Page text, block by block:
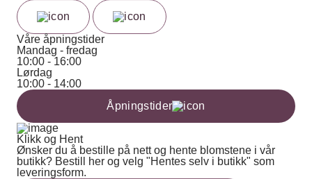
Våre åpningstider
Mandag - fredag
10:00 - 16:00
Lørdag
10:00 - 14:00
Åpningstider
Klikk og Hent
Ønsker du å bestille på nett og hente blomstene i vår
butikk? Bestill her og velg "Hentes selv i butikk" som
leveringsform.